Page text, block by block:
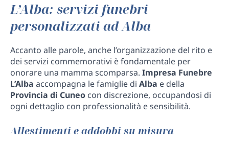
L’Alba: servizi funebri
personalizzati ad Alba
Accanto alle parole, anche l’organizzazione del rito e
dei servizi commemorativi è fondamentale per
onorare una mamma scomparsa. Impresa Funebre
L’Alba accompagna le famiglie di Alba e della
Provincia di Cuneo con discrezione, occupandosi di
ogni dettaglio con professionalità e sensibilità.
Allestimenti e addobbi su misura